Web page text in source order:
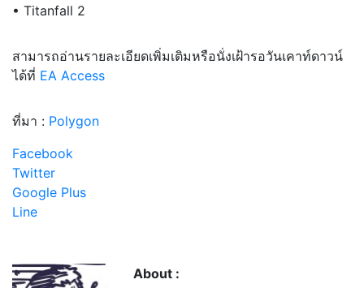
• Titanfall 2
สามารถอ่านรายละเอียดเพิ่มเติมหรือนั่งเฝ้ารอวันเคาท์ดาวน์
ได้ที่ EA Access
ที่มา : Polygon
Facebook
Twitter
Google Plus
Line
About :